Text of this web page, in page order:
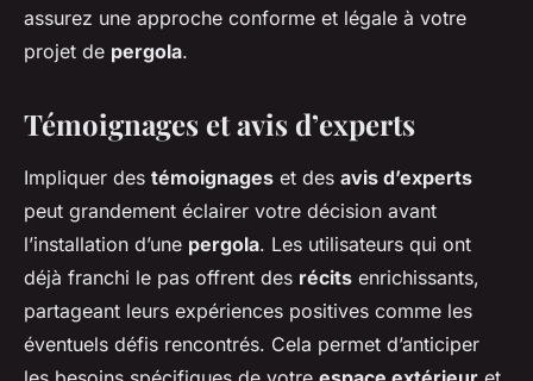
assurez une approche conforme et légale à votre
projet de pergola.
Témoignages et avis d’experts
Impliquer des témoignages et des avis d’experts
peut grandement éclairer votre décision avant
l’installation d’une pergola. Les utilisateurs qui ont
déjà franchi le pas offrent des récits enrichissants,
partageant leurs expériences positives comme les
éventuels défis rencontrés. Cela permet d’anticiper